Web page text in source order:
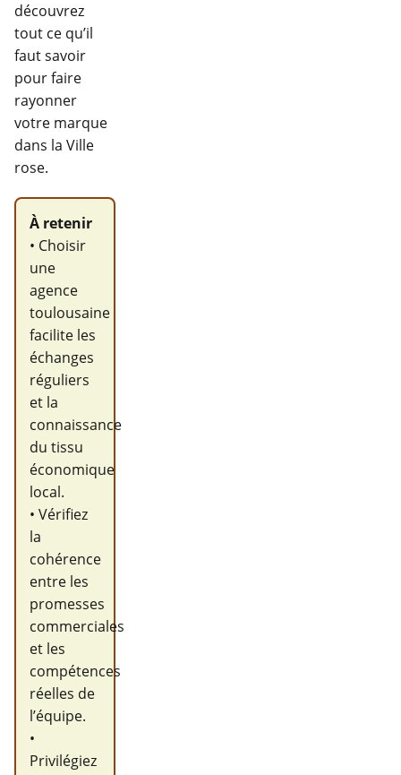
découvrez
tout ce qu’il
faut savoir
pour faire
rayonner
votre marque
dans la Ville
rose.
À retenir
• Choisir
une
agence
toulousaine
facilite les
échanges
réguliers
et la
connaissance
du tissu
économique
local.
• Vérifiez
la
cohérence
entre les
promesses
commerciales
et les
compétences
réelles de
l’équipe.
•
Privilégiez